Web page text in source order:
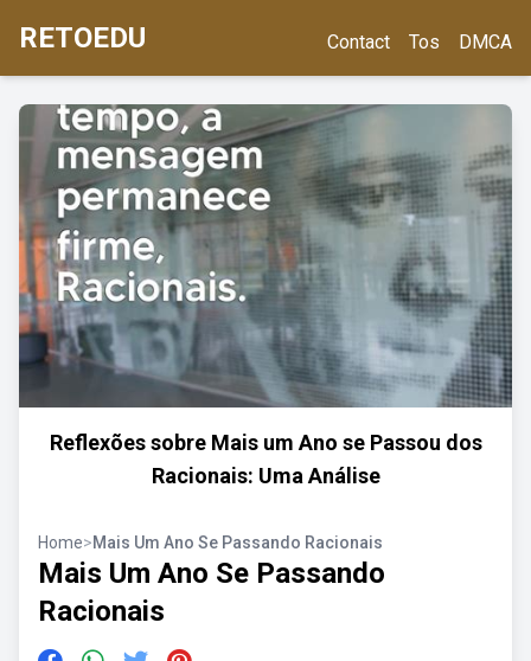
RETOEDU Contact Tos DMCA
Reflexões sobre Mais um Ano se Passou dos
Racionais: Uma Análise
Home>Mais Um Ano Se Passando Racionais
Mais Um Ano Se Passando
Racionais